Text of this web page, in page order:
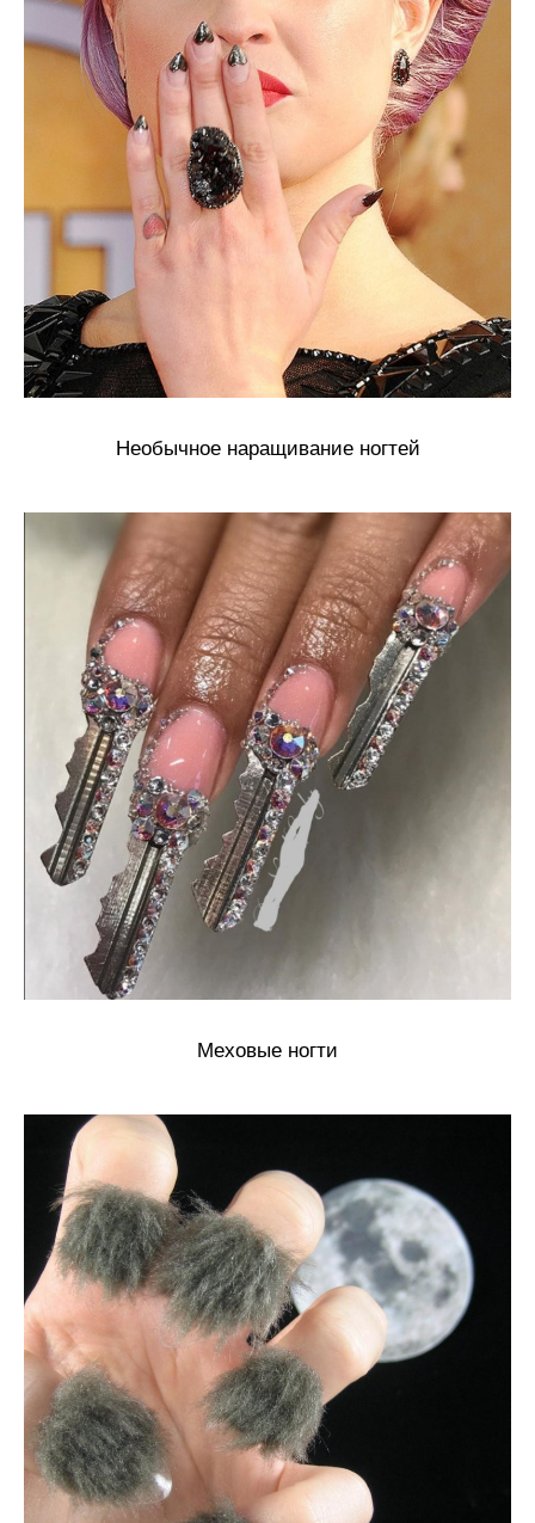
Необычное наращивание ногтей
Меховые ногти